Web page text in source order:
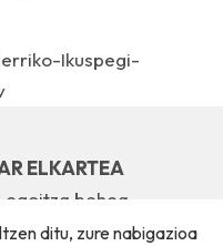
Ikuspegi-
ELKARTEA
egoitza behea,
ditu, zure nabigazioa